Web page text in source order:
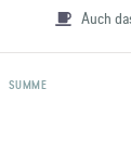
Auch
SUMME